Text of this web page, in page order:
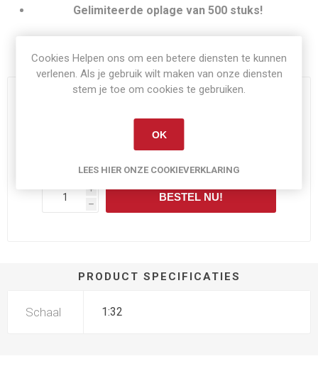
Gelimiteerde oplage van 500 stuks!
NIET OP VOORRAAD
€69,00
Exclusiefverzenden
i
h
BESTEL NU!
PRODUCT SPECIFICATIES
Schaal 1:32
Cookies Helpen ons om een betere diensten te kunnen
verlenen. Als je gebruik wilt maken van onze diensten
stem je toe om cookies te gebruiken.
OK
LEES HIER ONZE COOKIEVERKLARING